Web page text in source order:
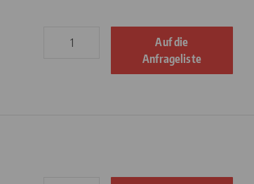
Auf die
Anfrageliste